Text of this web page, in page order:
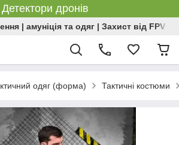
Детектори дронів
| амуніція та одяг | Захист від FPV |
одяг (форма) Тактичні костюми